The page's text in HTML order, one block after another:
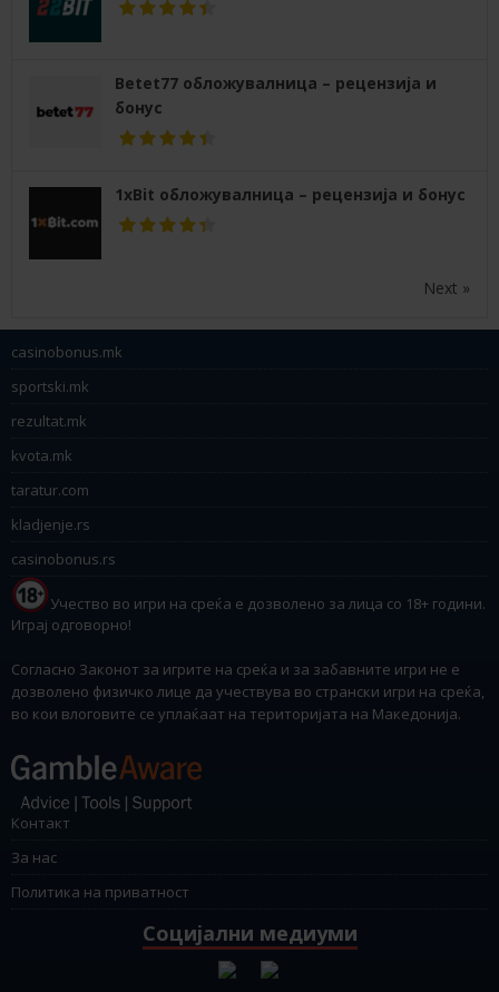
Betet77 обложувалница – рецензија и
бонус
1xBit обложувалница – рецензија и бонус
Next »
casinobonus.mk
sportski.mk
rezultat.mk
kvota.mk
taratur.com
kladjenje.rs
casinobonus.rs
Учество во игри на среќа е дозволено за лица со 18+ години.
Играј одговорно!
Согласно Законот за игрите на среќа и за забавните игри не е
дозволено физичко лице да учествува во странски игри на среќа,
во кои влоговите се уплаќаат на територијата на Македонија.
Контакт
За нас
Политика на приватност
Социјални медиуми